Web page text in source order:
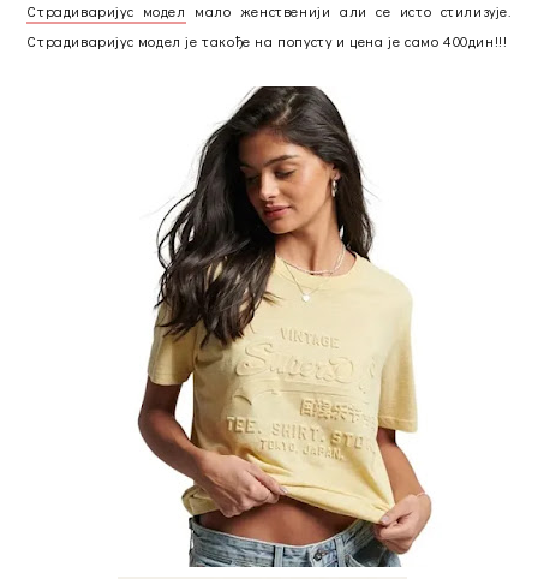
Страдиваријус модел
мало женственији али се исто стилизује.
Страдиваријус модел је такође на попусту и цена је само 400дин!!!